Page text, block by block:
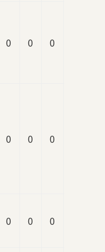
0 0 0
0 0 0
0 0 0